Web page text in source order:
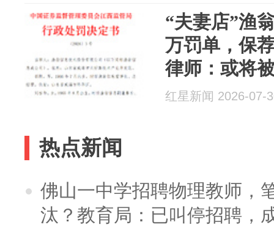
“夫妻店”渔
万罚单，保
律师：或将
红星新闻 2026-07-
热点新闻
佛山一中学招聘物理教师，
汰？教育局：已叫停招聘，